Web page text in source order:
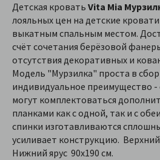
Детская кровать Vita Mia
лояльных цен на детские
выкатным спальным местом.
счёт сочетания берёзовой
отсутствия декоративных и
Модель "Мурзилка" проста в
индивидуальное преимущество -
могут комплектоваться
планками как с одной, так и с
спинки изготавливаются
усиливает конструкцию. Верхний
Нижний ярус 90х190 см.